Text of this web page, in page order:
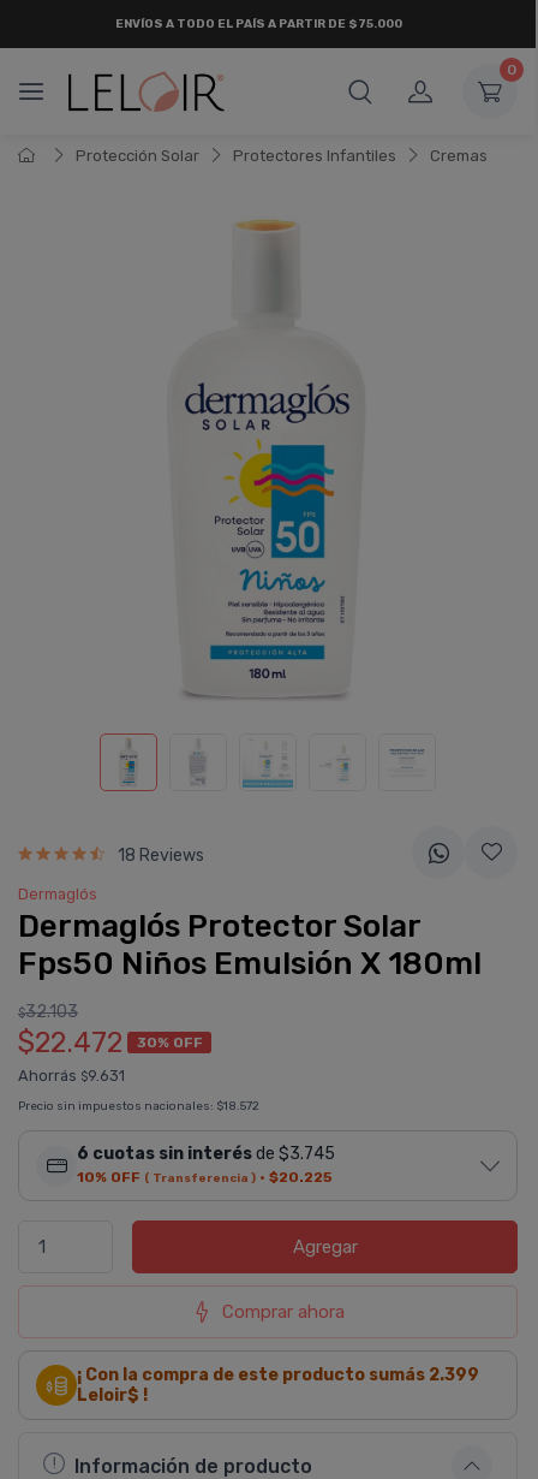
¡ HASTA 6 CUOTAS SIN INTERÉSY 18 CUOTAS FIJAS !
0
Protección Solar Protectores Infantiles Cremas
18 Reviews
Dermaglós
Dermaglós Protector Solar
Fps50 Niños Emulsión X 180ml
$32.103
$22.472 30% OFF
Ahorrás $9.631
Precio sin impuestos nacionales: $18.572
6 cuotas sin interésde $3.745
10% OFF ( Transferencia ) · $20.225
Agregar
Comprar ahora
¡ Con la compra de este producto sumás 2.399
Leloir$ !
Información de producto